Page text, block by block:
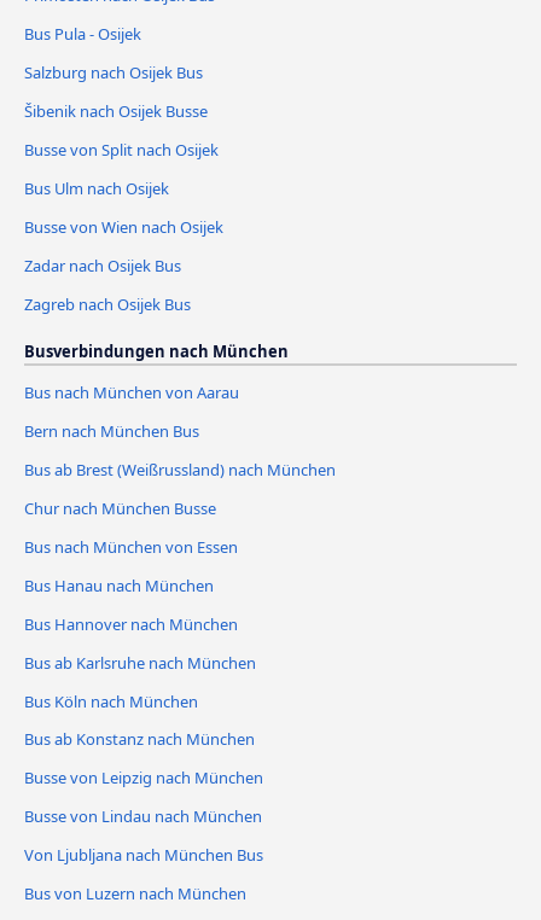
Bus Pula - Osijek
Salzburg nach Osijek Bus
Šibenik nach Osijek Busse
Busse von Split nach Osijek
Bus Ulm nach Osijek
Busse von Wien nach Osijek
Zadar nach Osijek Bus
Zagreb nach Osijek Bus
Busverbindungen nach München
Bus nach München von Aarau
Bern nach München Bus
Bus ab Brest (Weißrussland) nach München
Chur nach München Busse
Bus nach München von Essen
Bus Hanau nach München
Bus Hannover nach München
Bus ab Karlsruhe nach München
Bus Köln nach München
Bus ab Konstanz nach München
Busse von Leipzig nach München
Busse von Lindau nach München
Von Ljubljana nach München Bus
Bus von Luzern nach München